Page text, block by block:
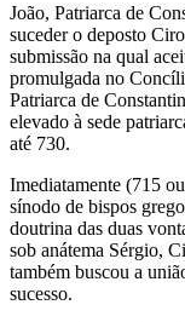
João, Patriarca de
suceder o deposto
submissão na qual
promulgada no
Patriarca de
elevado à sede
até 730.
Imediatamente (715
sínodo de bispos
doutrina das duas
sob anátema Sérgio,
também buscou a
sucesso.